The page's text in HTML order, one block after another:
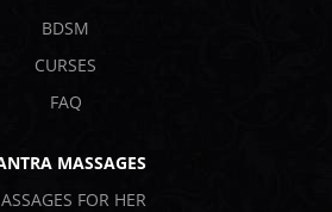
BDSM
CURSES
FAQ
MASSAGES
FOR HER